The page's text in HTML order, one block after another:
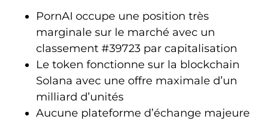
PornAI occupe une position très
marginale sur le marché avec un
classement #39723 par capitalisation
Le token fonctionne sur la blockchain
Solana avec une offre maximale d’un
milliard d’unités
Aucune plateforme d’échange majeure